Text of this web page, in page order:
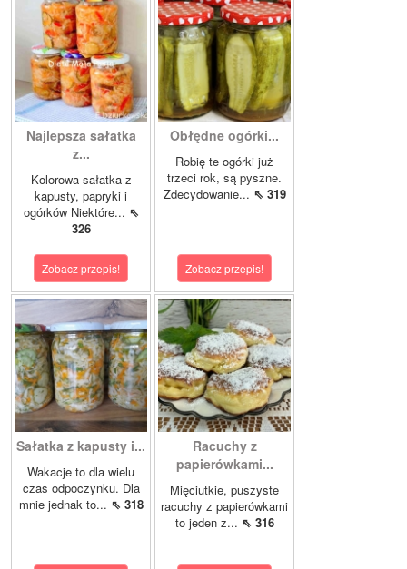
Najlepsza sałatka
z...
Kolorowa sałatka z
kapusty, papryki i
ogórków Niektóre... ⇖
326
Zobacz przepis!
Obłędne ogórki...
Robię te ogórki już
trzeci rok, są pyszne.
Zdecydowanie... ⇖ 319
Zobacz przepis!
Sałatka z kapusty i...
Wakacje to dla wielu
czas odpoczynku. Dla
mnie jednak to... ⇖ 318
Racuchy z
papierówkami...
Mięciutkie, puszyste
racuchy z papierówkami
to jeden z... ⇖ 316